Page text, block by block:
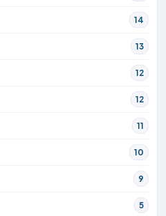
14
13
12
12
11
10
9
5